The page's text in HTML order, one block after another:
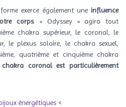
exerce également une influence
corps. « Odyssey » agira tout
chakra supérieur, le coronal, le
plexus solaire, le chakra sexuel,
quatrième et cinquième chakra
chakra coronal est particulièrement
énergétiques <